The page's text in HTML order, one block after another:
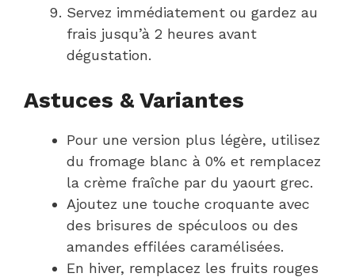
Servez immédiatement ou gardez au
frais jusqu’à 2 heures avant
dégustation.
Astuces & Variantes
Pour une version plus légère, utilisez
du fromage blanc à 0% et remplacez
la crème fraîche par du yaourt grec.
Ajoutez une touche croquante avec
des brisures de spéculoos ou des
amandes effilées caramélisées.
En hiver, remplacez les fruits rouges